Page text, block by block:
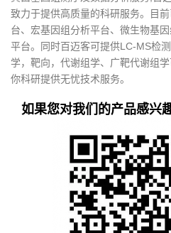
致力于提供高质量的科研服务。目
台、宏基因组分析平台、微生物基
平台。同时百迈客可提供LC-MS检
学，靶向，代谢组学、广靶代谢组
你科研提供无忧技术服务。
如果您对我们的产品感兴